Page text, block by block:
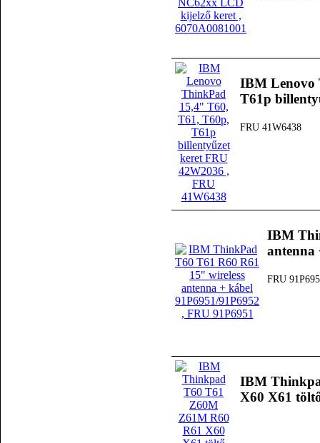
IBM Lenovo
T61p
FRU 41W6438
IBM
antenna
FRU
IBM
X60 X61